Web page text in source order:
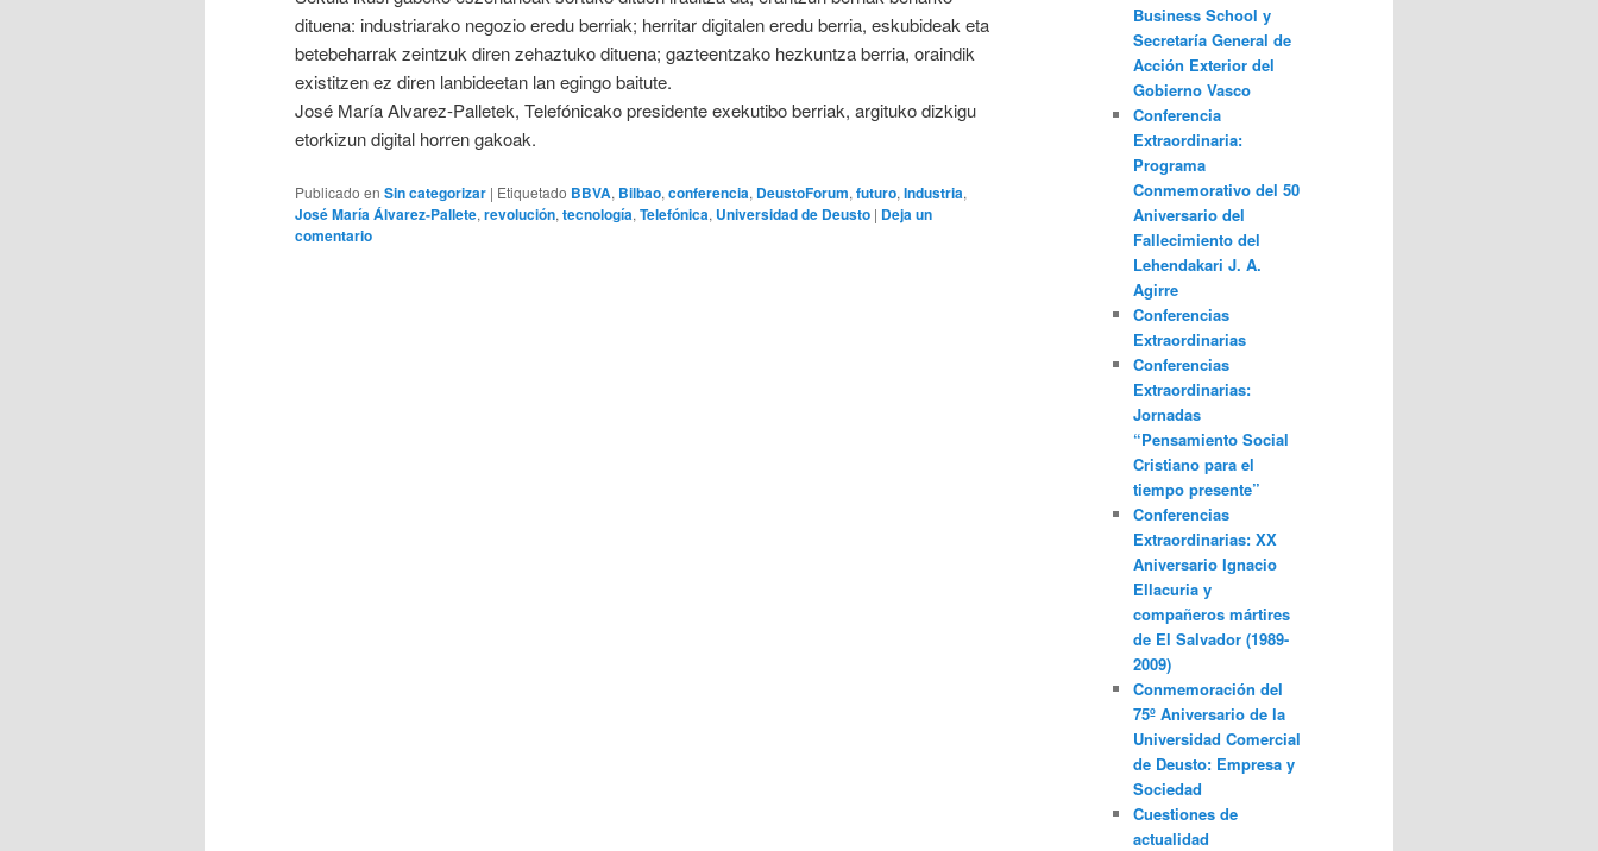
dituena: industriarako negozio eredu berriak; herritar digitalen eredu berria, eskubideak eta
betebeharrak zeintzuk diren zehaztuko dituena; gazteentzako hezkuntza berria, oraindik
existitzen ez diren lanbideetan lan egingo baitute.
José María Alvarez-Palletek, Telefónicako presidente exekutibo berriak, argituko dizkigu
etorkizun digital horren gakoak.
Publicado en Sin categorizar | Etiquetado BBVA, Bilbao, conferencia, DeustoForum, futuro, Industria,
José María Álvarez-Pallete, revolución, tecnología, Telefónica, Universidad de Deusto | Deja un
comentario
Business School y
Secretaría General de
Acción Exterior del
Gobierno Vasco
Conferencia
Extraordinaria:
Programa
Conmemorativo del 50
Aniversario del
Fallecimiento del
Lehendakari J. A.
Agirre
Conferencias
Extraordinarias
Conferencias
Extraordinarias:
Jornadas
“Pensamiento Social
Cristiano para el
tiempo presente”
Conferencias
Extraordinarias: XX
Aniversario Ignacio
Ellacuria y
compañeros mártires
de El Salvador (1989-
2009)
Conmemoración del
75º Aniversario de la
Universidad Comercial
de Deusto: Empresa y
Sociedad
Cuestiones de
actualidad